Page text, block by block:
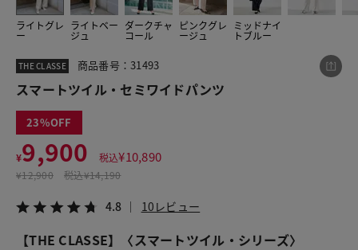
ライトグレ
ー
ライトベー
ジュ
ダークチャ
コール
ピンクグレ
ージュ
ミッドナイ
トブルー
1
THE CLASSE 商品番号：31493
スマートツイル・セミワイドパンツ
23
¥9,900 税込¥10,890
¥12,900 税込¥14,190
4.8 10レビュー
【THE CLASSE】〈スマートツイル・シリーズ〉
この商品をシェアする
¥9,900
税込¥10,890